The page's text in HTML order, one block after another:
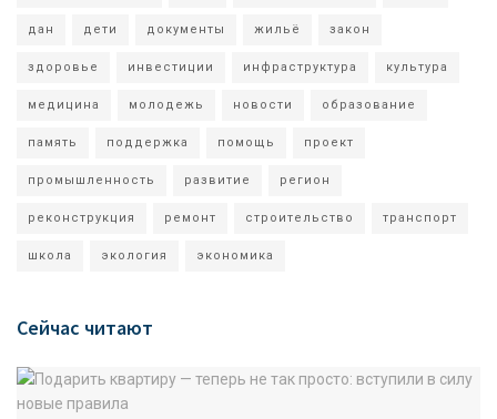
дан дети документы жильё закон
здоровье инвестиции инфраструктура культура
медицина молодежь новости образование
память поддержка помощь проект
промышленность развитие регион
реконструкция ремонт строительство транспорт
школа экология экономика
Сейчас читают